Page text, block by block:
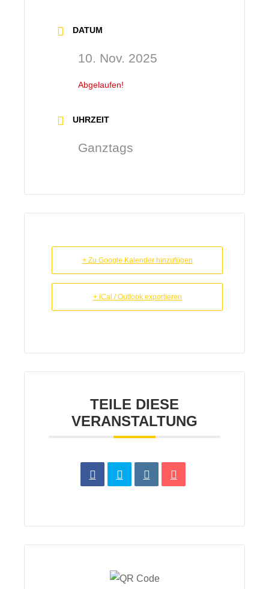
DATUM
10. Nov. 2025
Abgelaufen!
UHRZEIT
Ganztags
+ Zu Google Kalender hinzufügen
+ iCal / Outlook exportieren
TEILE DIESE
VERANSTALTUNG